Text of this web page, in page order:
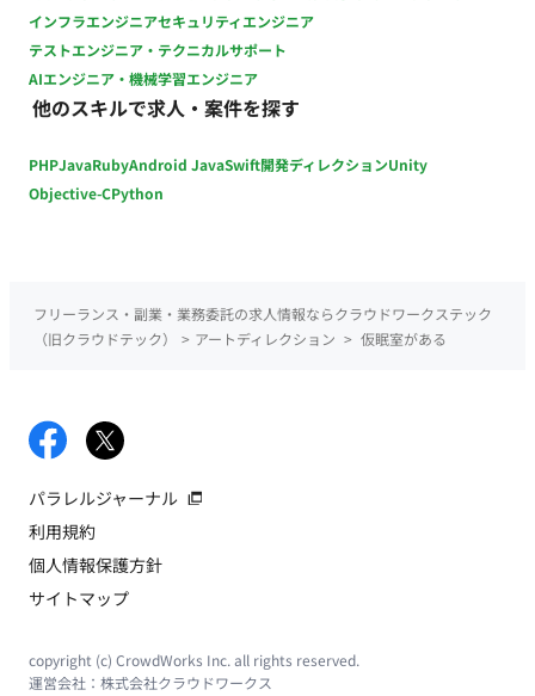
インフラエンジニアセキュリティエンジニア
テストエンジニア・テクニカルサポート
AIエンジニア・機械学習エンジニア
他のスキルで求人・案件を探す
PHPJavaRubyAndroid JavaSwift開発ディレクションUnity
Objective-CPython
フリーランス・副業・業務委託の求人情報ならクラウドワークステック
（旧クラウドテック）
> アートディレクション > 仮眠室がある
パラレルジャーナル
利用規約
個人情報保護方針
サイトマップ
copyright (c) CrowdWorks Inc. all rights reserved.
運営会社： 株式会社クラウドワークス